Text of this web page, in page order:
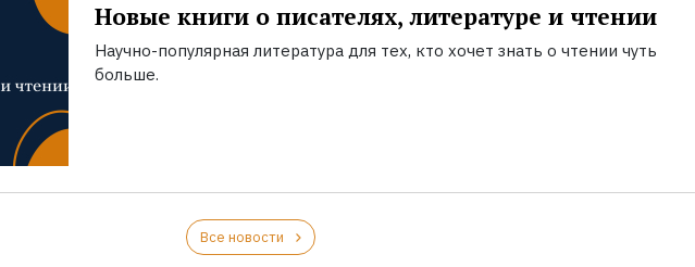
Новые книги о писателях, литературе и чтении
Научно-популярная литература для тех, кто хочет знать о чтении чуть
больше.
Все новости